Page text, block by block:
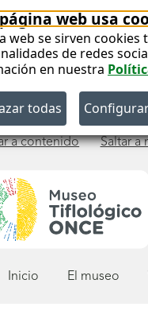
web usa
web se sirven
de redes
en nuestra
a contenido Saltar a
Inicio El museo